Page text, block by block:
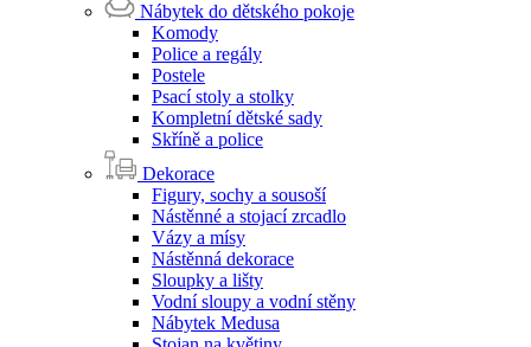
Nábytek do dětského pokoje
Komody
Police a regály
Postele
Psací stoly a stolky
Kompletní dětské sady
Skříně a police
Dekorace
Figury, sochy a sousoší
Nástěnné a stojací zrcadlo
Vázy a mísy
Nástěnná dekorace
Sloupky a lišty
Vodní sloupy a vodní stěny
Nábytek Medusa